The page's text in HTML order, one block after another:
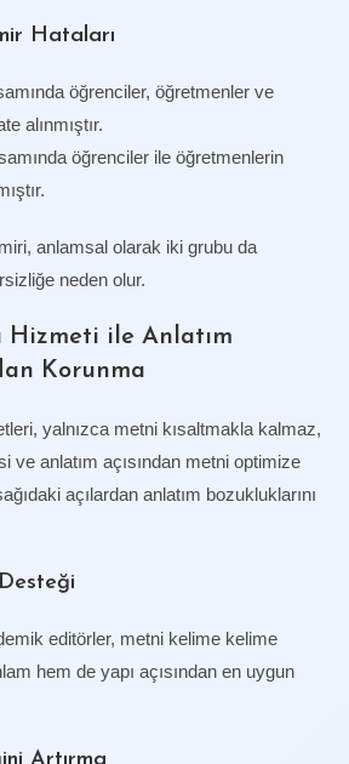
Hataları
öğrenciler, öğretmenler ve
alınmıştır.
öğrenciler ile öğretmenlerin
anlamsal olarak iki grubu da
neden olur.
Hizmeti ile Anlatım
Korunma
yalnızca metni kısaltmakla kalmaz,
ve anlatım açısından metni optimize
açılardan anlatım bozukluklarını
editörler, metni kelime kelime
hem de yapı açısından en uygun